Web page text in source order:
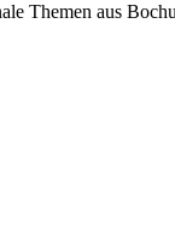
Themen aus